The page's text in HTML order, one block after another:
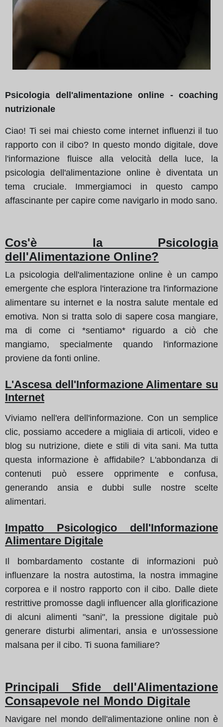
Psicologia dell'alimentazione online - coaching
nutrizionale
Ciao! Ti sei mai chiesto come internet influenzi il tuo
rapporto con il cibo? In questo mondo digitale, dove
l'informazione fluisce alla velocità della luce, la
psicologia dell'alimentazione online è diventata un
tema cruciale. Immergiamoci in questo campo
affascinante per capire come navigarlo in modo sano.
Cos'è la Psicologia
dell'Alimentazione Online?
La psicologia dell'alimentazione online è un campo
emergente che esplora l'interazione tra l'informazione
alimentare su internet e la nostra salute mentale ed
emotiva. Non si tratta solo di sapere cosa mangiare,
ma di come ci *sentiamo* riguardo a ciò che
mangiamo, specialmente quando l'informazione
proviene da fonti online.
L'Ascesa dell'Informazione Alimentare su
Internet
Viviamo nell'era dell'informazione. Con un semplice
clic, possiamo accedere a migliaia di articoli, video e
blog su nutrizione, diete e stili di vita sani. Ma tutta
questa informazione è affidabile? L'abbondanza di
contenuti può essere opprimente e confusa,
generando ansia e dubbi sulle nostre scelte
alimentari.
Impatto Psicologico dell'Informazione
Alimentare Digitale
Il bombardamento costante di informazioni può
influenzare la nostra autostima, la nostra immagine
corporea e il nostro rapporto con il cibo. Dalle diete
restrittive promosse dagli influencer alla glorificazione
di alcuni alimenti "sani", la pressione digitale può
generare disturbi alimentari, ansia e un'ossessione
malsana per il cibo. Ti suona familiare?
Principali Sfide dell'Alimentazione
Consapevole nel Mondo Digitale
Navigare nel mondo dell'alimentazione online non è